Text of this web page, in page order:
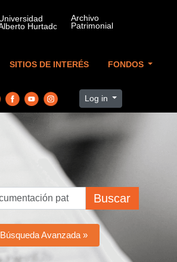
SITIOS DE INTERÉS FONDOS
Log in
Buscar
Búsqueda Avanzada »